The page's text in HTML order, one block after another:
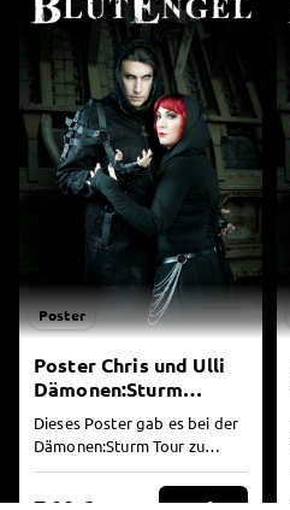
Poster
Poster Chris und Ulli
Dämonen:Sturm
gefaltet
Dieses Poster gab es bei der
Dämonen:Sturm Tour zu
kaufen, die Reste bieten wir
nun hier für alle an...